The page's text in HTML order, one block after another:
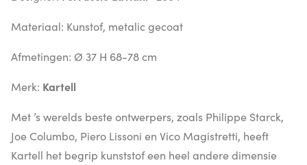
Materiaal: Kunstof, metalic gecoat
Afmetingen: Ø 37 H 68-78 cm
Merk: Kartell
Met ’s werelds beste ontwerpers, zoals Philippe Starck,
Joe Columbo, Piero Lissoni en Vico Magistretti, heeft
Kartell het begrip kunststof een heel andere dimensie